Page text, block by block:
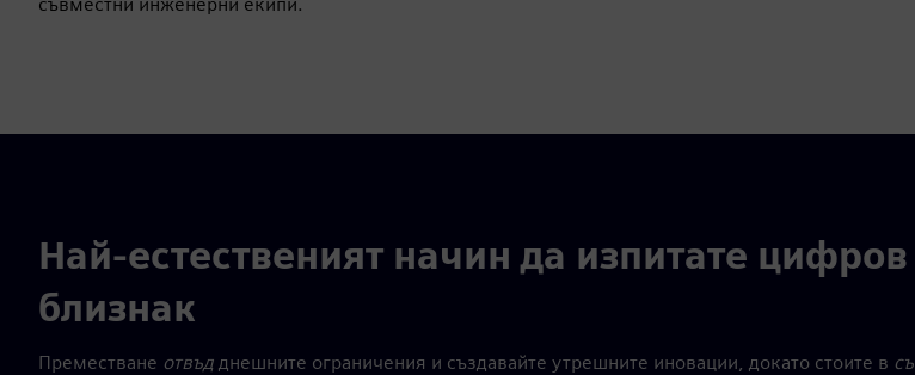
Най-естественият начин да изпитате цифров
близнак
Преместване отвъд днешните ограничения и създавайте утрешните иновации, докато стоите в